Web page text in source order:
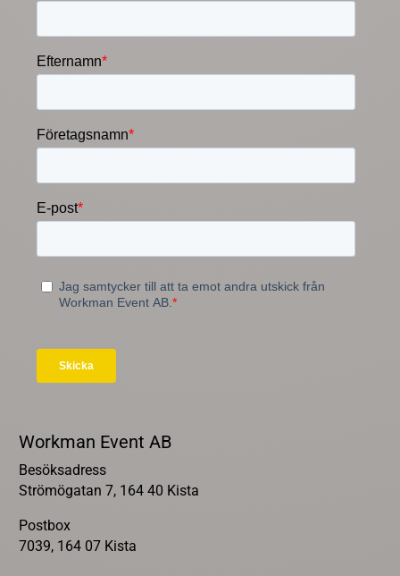
Workman Event AB
Besöksadress
Strömögatan 7, 164 40 Kista
Postbox
7039, 164 07 Kista